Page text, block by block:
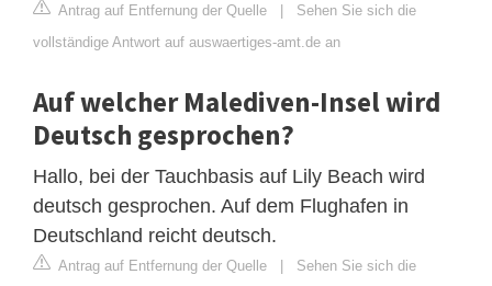
Antrag auf Entfernung der Quelle | Sehen Sie sich die
vollständige Antwort auf auswaertiges-amt.de an
Auf welcher Malediven-Insel wird
Deutsch gesprochen?
Hallo, bei der Tauchbasis auf Lily Beach wird
deutsch gesprochen. Auf dem Flughafen in
Deutschland reicht deutsch.
Antrag auf Entfernung der Quelle | Sehen Sie sich die